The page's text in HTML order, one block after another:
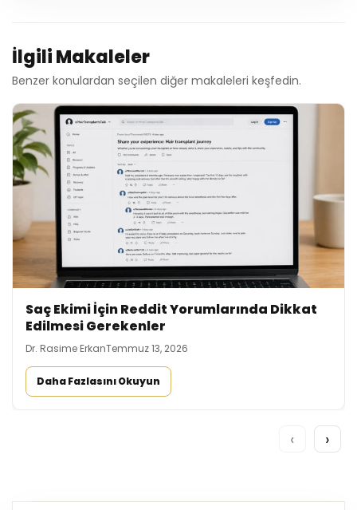
İlgili Makaleler
Benzer konulardan seçilen diğer makaleleri keşfedin.
Saç Ekimi İçin Reddit Yorumlarında Dikkat
Edilmesi Gerekenler
Dr. Rasime ErkanTemmuz 13, 2026
Daha Fazlasını Okuyun
‹ ›